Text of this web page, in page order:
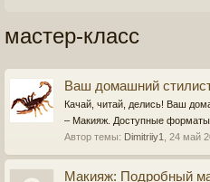
мастер-класс
Ваш домашний
Качай, читай, делись! Ваш
– Макияж. Доступные
Автор темы: Dimitriiy1 24 май
Макияж: Подробный